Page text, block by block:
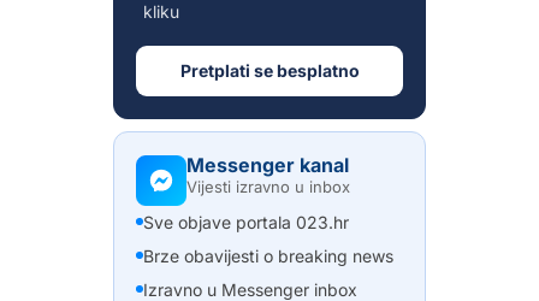
kliku
Pretplati se besplatno
Messenger kanal
Vijesti izravno u inbox
Sve objave portala 023.hr
Brze obavijesti o breaking news
Izravno u Messenger inbox